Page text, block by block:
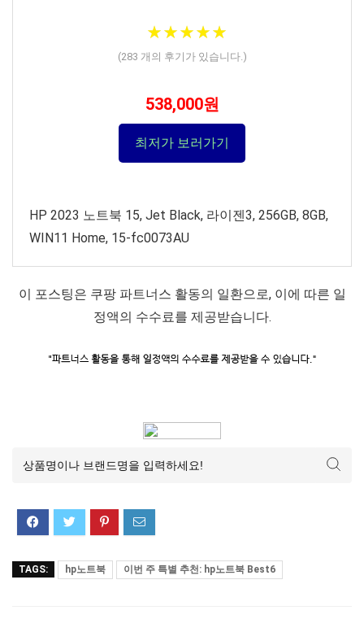
★★★★★
★★★★★
(283 개의 후기가 있습니다.)
538,000원
최저가 보러가기
HP 2023 노트북 15, Jet Black, 라이젠3, 256GB, 8GB,
WIN11 Home, 15-fc0073AU
이 포스팅은 쿠팡 파트너스 활동의 일환으로, 이에 따른 일
정액의 수수료를 제공받습니다.
TAGS: hp노트북 이번 주 특별 추천: hp노트북 Best6